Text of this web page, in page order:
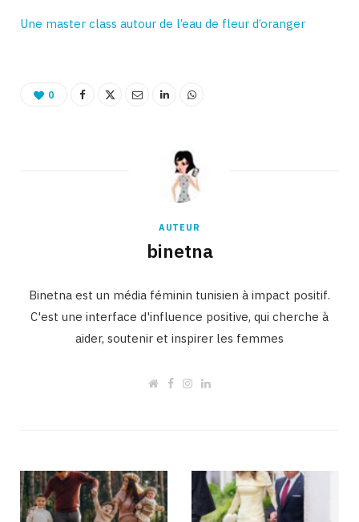
Une master class autour de l’eau de fleur d’oranger
0
AUTEUR
binetna
Binetna est un média féminin tunisien à impact positif.
C'est une interface d'influence positive, qui cherche à
aider, soutenir et inspirer les femmes
W
F
I
m
L